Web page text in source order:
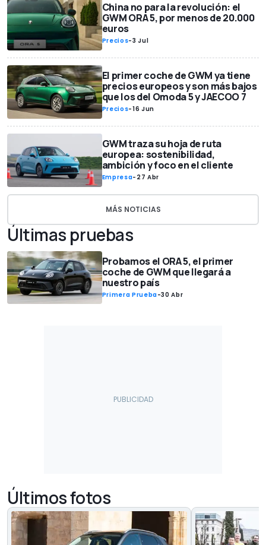
China no para la revolución: el
GWM ORA 5, por menos de 20.000
euros
Precios-3 Jul
El primer coche de GWM ya tiene
precios europeos y son más bajos
que los del Omoda 5 y JAECOO 7
Precios-16 Jun
GWM traza su hoja de ruta
europea: sostenibilidad,
ambición y foco en el cliente
Empresa- 27 Abr
MÁS NOTICIAS
Últimas pruebas
Probamos el ORA 5, el primer
coche de GWM que llegará a
nuestro país
Primera Prueba-30 Abr
Últimos fotos